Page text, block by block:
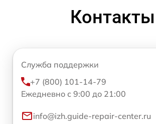
Контакты
Служба поддержки
+7 (800) 101-14-79
Ежедневно с 9:00 до 21:00
info@izh.guide-repair-center.ru